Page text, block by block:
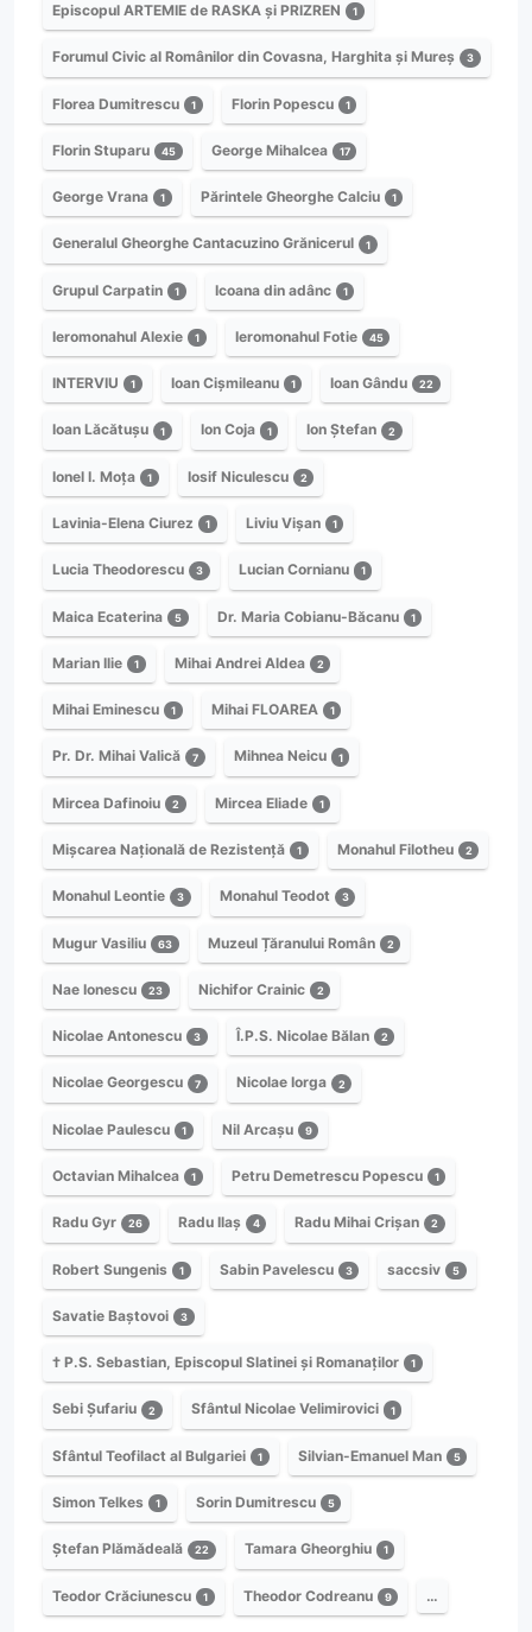
Episcopul ARTEMIE de RASKA și PRIZREN 1
Forumul Civic al Românilor din Covasna, Harghita și Mureș 3
Florea Dumitrescu 1 Florin Popescu 1
Florin Stuparu 45 George Mihalcea 17
George Vrana 1 Părintele Gheorghe Calciu 1
Generalul Gheorghe Cantacuzino Grănicerul 1
Grupul Carpatin 1 Icoana din adânc 1
Ieromonahul Alexie 1 Ieromonahul Fotie 45
INTERVIU 1 Ioan Cișmileanu 1 Ioan Gându 22
Ioan Lăcătușu 1 Ion Coja 1 Ion Ștefan 2
Ionel I. Moța 1 Iosif Niculescu 2
Lavinia-Elena Ciurez 1 Liviu Vișan 1
Lucia Theodorescu 3 Lucian Cornianu 1
Maica Ecaterina 5 Dr. Maria Cobianu-Băcanu 1
Marian Ilie 1 Mihai Andrei Aldea 2
Mihai Eminescu 1 Mihai FLOAREA 1
Pr. Dr. Mihai Valică 7 Mihnea Neicu 1
Mircea Dafinoiu 2 Mircea Eliade 1
Mișcarea Națională de Rezistență 1 Monahul Filotheu 2
Monahul Leontie 3 Monahul Teodot 3
Mugur Vasiliu 63 Muzeul Țăranului Român 2
Nae Ionescu 23 Nichifor Crainic 2
Nicolae Antonescu 3 Î.P.S. Nicolae Bălan 2
Nicolae Georgescu 7 Nicolae Iorga 2
Nicolae Paulescu 1 Nil Arcașu 9
Octavian Mihalcea 1 Petru Demetrescu Popescu 1
Radu Gyr 26 Radu Ilaș 4 Radu Mihai Crișan 2
Robert Sungenis 1 Sabin Pavelescu 3 saccsiv 5
Savatie Baștovoi 3
† P.S. Sebastian, Episcopul Slatinei și Romanaților 1
Sebi Șufariu 2 Sfântul Nicolae Velimirovici 1
Sfântul Teofilact al Bulgariei 1 Silvian-Emanuel Man 5
Simon Telkes 1 Sorin Dumitrescu 5
Ștefan Plămădeală 22 Tamara Gheorghiu 1
Teodor Crăciunescu 1 Theodor Codreanu 9 …